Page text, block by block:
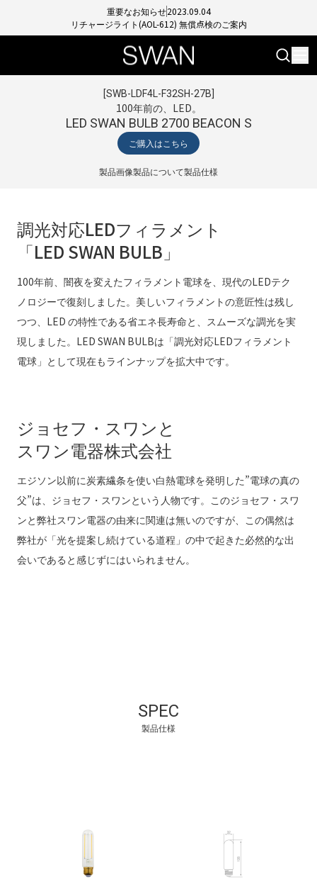
重要なお知らせ2023.09.04
リチャージライト(AOL-612) 無償点検のご案内
[SWB-LDF4L-F32SH-27B
100年前の、LED。
LED SWAN BULB 2700 BEACON S
ご購入はこちら
製品画像製品について製品仕様
調光対応LEDフィラメント
「LED SWAN BULB」
100年前、闇夜を変えたフィラメント電球を、現代のLEDテク
ノロジーで復刻しました。美しいフィラメントの意匠性は残し
つつ、LED の特性である省エネ長寿命と、スムーズな調光を実
現しました。LED SWAN BULBは「調光対応LEDフィラメント
電球」として現在もラインナップを拡大中です。
ジョセフ・スワンと
スワン電器株式会社
エジソン以前に炭素繊条を使い白熱電球を発明した”電球の真の
父”は、ジョセフ・スワンという人物です。このジョセフ・スワ
ンと弊社スワン電器の由来に関連は無いのですが、この偶然は
弊社が「光を提案し続けている道程」の中で起きた必然的な出
会いであると感じずにはいられません。
SPEC
製品仕様